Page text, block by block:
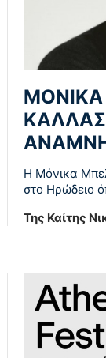
ΜΟΝΙΚΑ
Η Μόνικα
στο Ηρώδειο
Της Καίτης